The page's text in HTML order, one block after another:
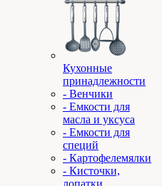
Кухонные
принадлежности
- Венчики
- Емкости для
масла и уксуса
- Емкости для
специй
- Картофелемялки
- Кисточки,
лопатки